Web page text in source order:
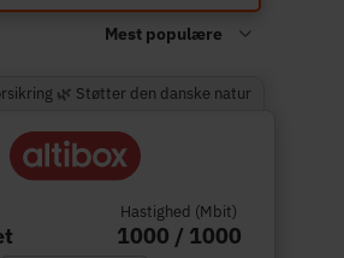
🌿 Støtter den danske natur
Hastighed (Mbit)
1000 / 1000